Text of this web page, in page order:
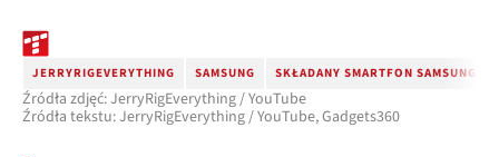
JERRYRIGEVERYTHING SAMSUNG SKŁADANY SMARTFON SAMSUNGA
Źródła zdjęć: JerryRigEverything / YouTube
Źródła tekstu: JerryRigEverything / YouTube, Gadgets360